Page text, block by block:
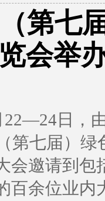
第七
会举
22—24日，
第七届）
会邀请到包
百余位业内